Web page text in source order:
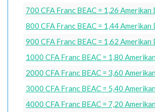
700 CFA Franc BEAC = 1,26 Amerikan
800 CFA Franc BEAC = 1,44 Amerikan
900 CFA Franc BEAC = 1,62 Amerikan
1000 CFA Franc BEAC = 1,80
2000 CFA Franc BEAC = 3,60
3000 CFA Franc BEAC = 5,40
4000 CFA Franc BEAC = 7,20